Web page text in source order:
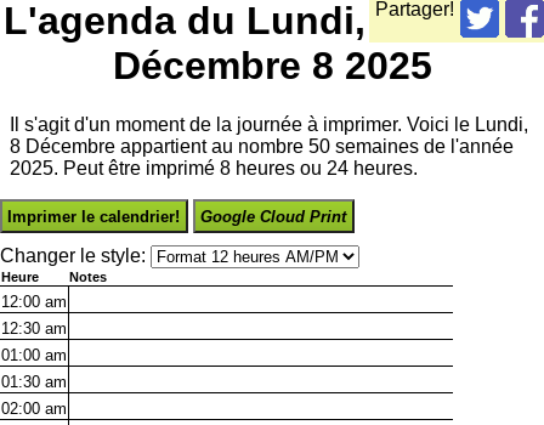
Partager!
L'agenda du Lundi,
Décembre 8 2025
Il s'agit d'un moment de la journée à imprimer. Voici le Lundi,
8 Décembre appartient au nombre 50 semaines de l'année
2025. Peut être imprimé 8 heures ou 24 heures.
Imprimer le calendrier! Google Cloud Print
Changer le style:
Heure Notes
12:00 am
12:30 am
01:00 am
01:30 am
02:00 am